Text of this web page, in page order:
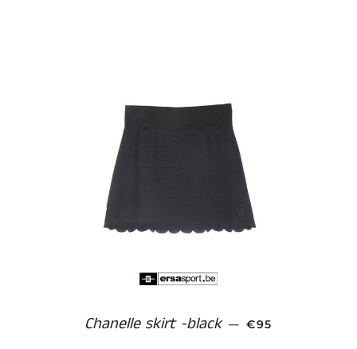
Chanelle skirt -black — NORMALE PRIJS
€95